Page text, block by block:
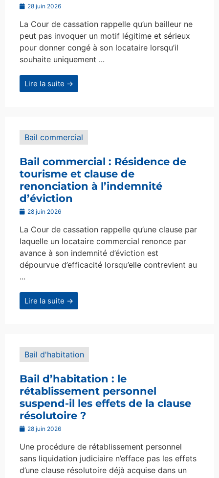
28 juin 2026
La Cour de cassation rappelle qu’un bailleur ne
peut pas invoquer un motif légitime et sérieux
pour donner congé à son locataire lorsqu’il
souhaite uniquement ...
Lire la suite →
Bail commercial
Bail commercial : Résidence de
tourisme et clause de
renonciation à l’indemnité
d’éviction
28 juin 2026
La Cour de cassation rappelle qu’une clause par
laquelle un locataire commercial renonce par
avance à son indemnité d’éviction est
dépourvue d’efficacité lorsqu’elle contrevient au
...
Lire la suite →
Bail d'habitation
Bail d’habitation : le
rétablissement personnel
suspend-il les effets de la clause
résolutoire ?
28 juin 2026
Une procédure de rétablissement personnel
sans liquidation judiciaire n’efface pas les effets
d’une clause résolutoire déjà acquise dans un